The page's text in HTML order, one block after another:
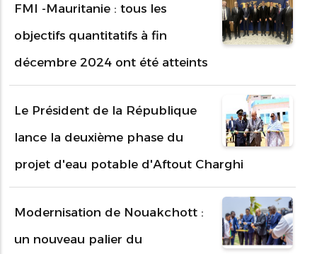
FMI -Mauritanie : tous les
objectifs quantitatifs à fin
décembre 2024 ont été atteints
Le Président de la République
lance la deuxième phase du
projet d'eau potable d'Aftout Charghi
Modernisation de Nouakchott :
un nouveau palier du